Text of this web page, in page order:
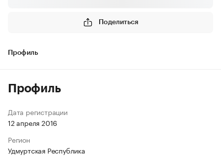
Поделиться
Профиль
Профиль
Дата регистрации
12 апреля 2016
Регион
Удмуртская Республика